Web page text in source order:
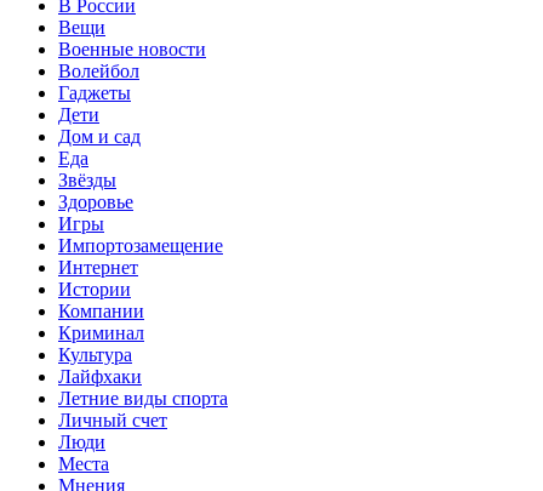
В России
Вещи
Военные новости
Волейбол
Гаджеты
Дети
Дом и сад
Еда
Звёзды
Здоровье
Игры
Импортозамещение
Интернет
Истории
Компании
Криминал
Культура
Лайфхаки
Летние виды спорта
Личный счет
Люди
Места
Мнения